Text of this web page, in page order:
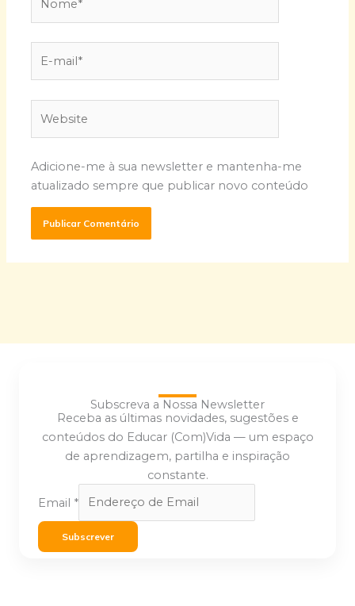
mail*
Adicione-me à sua newsletter e mantenha-me
atualizado sempre que publicar novo conteúdo
Subscreva a Nossa Newsletter
Receba as últimas novidades, sugestões e
conteúdos do Educar (Com)Vida — um espaço
de aprendizagem, partilha e inspiração
constante.
Email *
Subscrever